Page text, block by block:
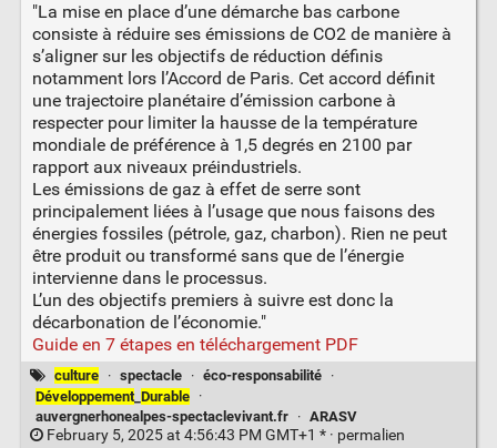
"La mise en place d’une démarche bas carbone
consiste à réduire ses émissions de CO2 de manière à
s’aligner sur les objectifs de réduction définis
notamment lors l’Accord de Paris. Cet accord définit
une trajectoire planétaire d’émission carbone à
respecter pour limiter la hausse de la température
mondiale de préférence à 1,5 degrés en 2100 par
rapport aux niveaux préindustriels.
Les émissions de gaz à effet de serre sont
principalement liées à l’usage que nous faisons des
énergies fossiles (pétrole, gaz, charbon). Rien ne peut
être produit ou transformé sans que de l’énergie
intervienne dans le processus.
L’un des objectifs premiers à suivre est donc la
décarbonation de l’économie."
Guide en 7 étapes en téléchargement PDF
culture · spectacle · éco-responsabilité ·
Développement_ Durable
·
auvergnerhonealpes-spectaclevivant.fr
· ARASV
February 5, 2025 at 4:56:43 PM GMT+1 * · permalien